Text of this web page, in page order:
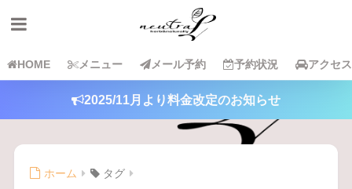
HOME メニュー メール予約 予約状況 アクセス
2025/11月より料金改定のお知らせ
ホーム タグ